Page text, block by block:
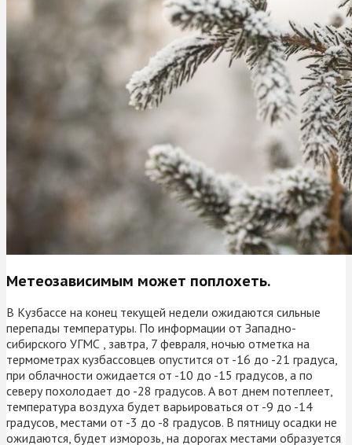
Метеозависимым может поплохеть.
В Кузбассе на конец текущей недели ожидаются сильные
перепады температуры. По информации от Западно-
сибирского УГМС , завтра, 7 февраля, ночью отметка на
термометрах кузбассовцев опустится от -16 до -21 градуса,
при облачности ожидается от -10 до -15 градусов, а по
северу похолодает до -28 градусов. А вот днем потеплеет,
температура воздуха будет варьироваться от -9 до -14
градусов, местами от -3 до -8 градусов. В пятницу осадки не
ожидаются, будет изморозь, на дорогах местами образуется